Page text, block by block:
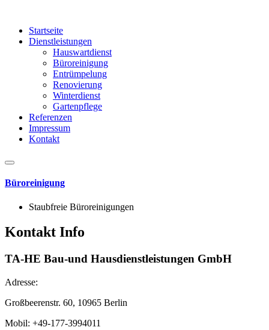
Startseite
Dienstleistungen
Hauswartdienst
Büroreinigung
Entrümpelung
Renovierung
Winterdienst
Gartenpflege
Referenzen
Impressum
Kontakt
Büroreinigung
Staubfreie Büroreinigungen
Kontakt Info
TA-HE Bau-und Hausdienstleistungen GmbH
Adresse:
Großbeerenstr. 60, 10965 Berlin
Mobil: +49-177-3994011